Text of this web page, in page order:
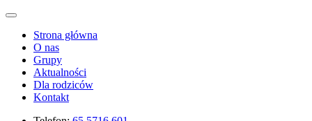
Strona główna
O nas
Grupy
Aktualności
Dla rodziców
Kontakt